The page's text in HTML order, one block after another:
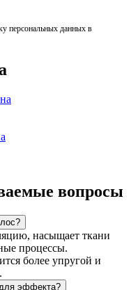
персональных данных в
вопросы
насыщает ткани
процессы.
более упругой и
эффекта?